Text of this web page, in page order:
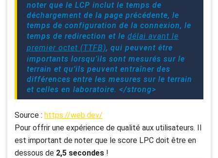
noter que le LCP inclut le temps de
déchargement de la page précédente, le
temps de configuration de la connexion, le
temps de redirection et le délai avant le
premier octet (TTFB), qui peuvent être
importants lorsqu’ils sont mesurés sur le
terrain et qu’ils peuvent entraîner des
différences entre les mesures sur le terrain
et celles en laboratoire. </strong>
Source : https://web.dev/
Pour offrir une expérience de qualité aux utilisateurs. Il
est important de noter que le score LPC doit être en
dessous de 2,5 secondes !